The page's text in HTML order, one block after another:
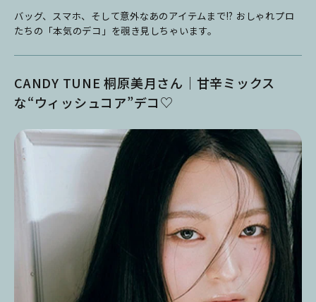
バッグ、スマホ、そして意外なあのアイテムまで!? おしゃれプロ
たちの「本気のデコ」を覗き見しちゃいます。
CANDY TUNE 桐原美月さん｜甘辛ミックス
な“ウィッシュコア”デコ♡